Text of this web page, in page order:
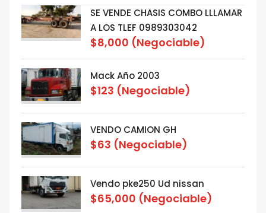
SE VENDE CHASIS COMBO LLLAMAR
A LOS TLEF 0989303042
$8,000 (Negociable)
Mack Año 2003
$123 (Negociable)
VENDO CAMION GH
$63 (Negociable)
Vendo pke250 Ud nissan
$65,000 (Negociable)